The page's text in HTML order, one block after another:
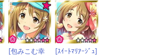
[包みこむ幸
[ｽｲｰﾄﾏﾘｱｰｼﾞｭ]